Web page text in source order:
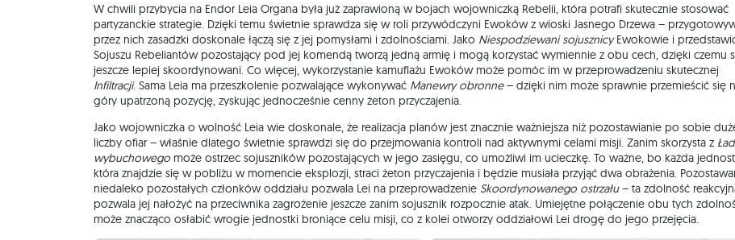
W chwili przybycia na Endor Leia Organa była już zaprawioną w bojach wojowniczką Rebelii, która potrafi skutecznie stosować
partyzanckie strategie. Dzięki temu świetnie sprawdza się w roli przywódczyni Ewoków z wioski Jasnego Drzewa –
przez nich zasadzki doskonale łączą się z jej pomysłami i zdolnościami. Jako Niespodziewani sojusznicyEwokowie i
Sojuszu Rebeliantów pozostający pod jej komendą tworzą jedną armię i mogą korzystać wymiennie z obu cech, dzięki czemu
jeszcze lepiej skoordynowani. Co więcej, wykorzystanie kamuflażu Ewoków może pomóc im w przeprowadzeniu skutecznej
Infiltracji. Sama Leia ma przeszkolenie pozwalające wykonywać Manewry obronne– dzięki nim może sprawnie przemieścić się
góry upatrzoną pozycję, zyskując jednocześnie cenny żeton przyczajenia.
Jako wojowniczka o wolność Leia wie doskonale, że realizacja planów jest znacznie ważniejsza niż pozostawianie po sobie
liczby ofiar – właśnie dlatego świetnie sprawdzi się do przejmowania kontroli nad aktywnymi celami misji. Zanim skorzysta z
wybuchowego może ostrzec sojuszników pozostających w jego zasięgu, co umożliwi im ucieczkę. To ważne, bo każda
która znajdzie się w pobliżu w momencie eksplozji, straci żeton przyczajenia i będzie musiała przyjąć dwa obrażenia.
niedaleko pozostałych członków oddziału pozwala Lei na przeprowadzenie Skoordynowanego ostrzału– ta zdolność
pozwala jej nałożyć na przeciwnika zagrożenie jeszcze zanim sojusznik rozpocznie atak. Umiejętne połączenie obu tych
może znacząco osłabić wrogie jednostki broniące celu misji, co z kolei otworzy oddziałowi Lei drogę do jego przejęcia.